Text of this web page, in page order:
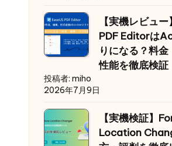
【実機レビュ
PDF Editorは
りになる？料
性能を徹底検証
投稿者: miho
2026年7月9日
【実機検証】
Location